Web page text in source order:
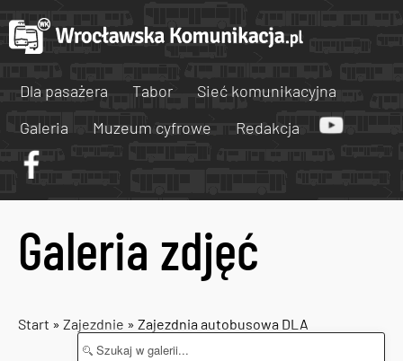
Dla pasażera Tabor
Sieć komunikacyjna
Galeria
Muzeum cyfrowe Redakcja
Galeria zdjęć
Start » Zajezdnie » Zajezdnia autobusowa DLA